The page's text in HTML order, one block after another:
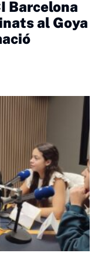
Barcelona
al Goya